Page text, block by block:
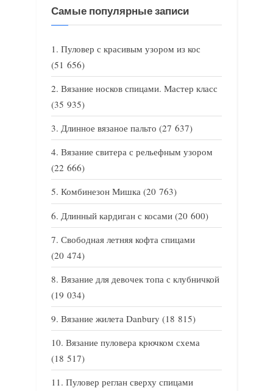
Самые популярные записи
Пуловер с красивым узором из кос
(51 656)
Вязание носков спицами. Мастер класс
(35 935)
Длинное вязаное пальто (27 637)
Вязание свитера с рельефным узором
(22 666)
Комбинезон Мишка (20 763)
Длинный кардиган с косами (20 600)
Свободная летняя кофта спицами
(20 474)
Вязание для девочек топа с клубничкой
(19 034)
Вязание жилета Danbury (18 815)
Вязание пуловера крючком схема
(18 517)
Пуловер реглан сверху спицами